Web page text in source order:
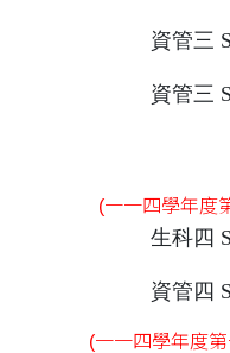
資管三
資管三
(一一四學年度
生科四
資管四
(一一四學年度